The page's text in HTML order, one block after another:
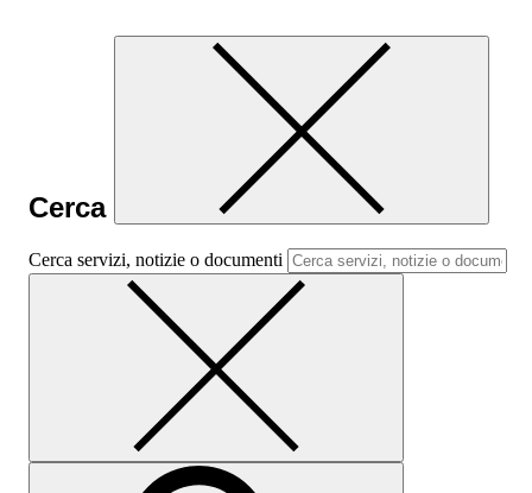
Cerca
Cerca servizi, notizie o documenti